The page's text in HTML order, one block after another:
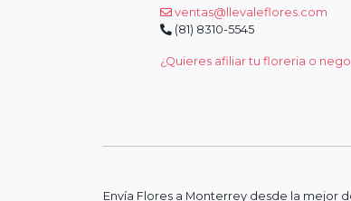
ventas@llevaleflores.com
(81) 8310-5545
¿Quieres afiliar tu floreria o
Envía Flores a Monterrey desde la mejor